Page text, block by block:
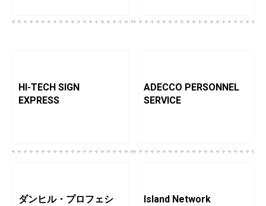
HI-TECH SIGN
EXPRESS
ADECCO PERSONNEL
SERVICE
ダンヒル・プロフェシ
Island Network